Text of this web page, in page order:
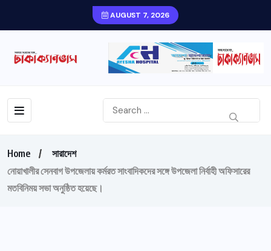
AUGUST 7, 2026
Home
সারাদেশ
নোয়াখালীর সেনবাগ উপজেলায় কর্মরত সাংবাদিকদের সঙ্গে উপজেলা নির্বাহী অফিসারের
মতবিনিময় সভা অনুষ্ঠিত হয়েছে।